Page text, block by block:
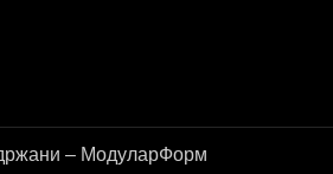
– МодуларФорм